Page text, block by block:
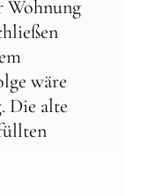
Wohnung
wäre
Die alte